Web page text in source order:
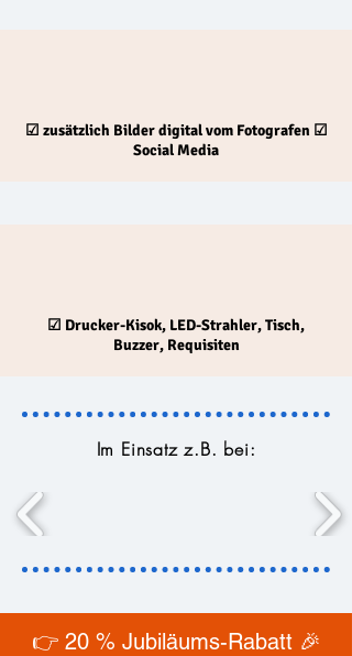
☑ zusätzlich Bilder digital vom Fotografen ☑
Social Media
☑ Drucker-Kisok, LED-Strahler, Tisch,
Buzzer, Requisiten
Im Einsatz z.B. bei:
👉 20 % Jubiläums-Rabatt 🎉